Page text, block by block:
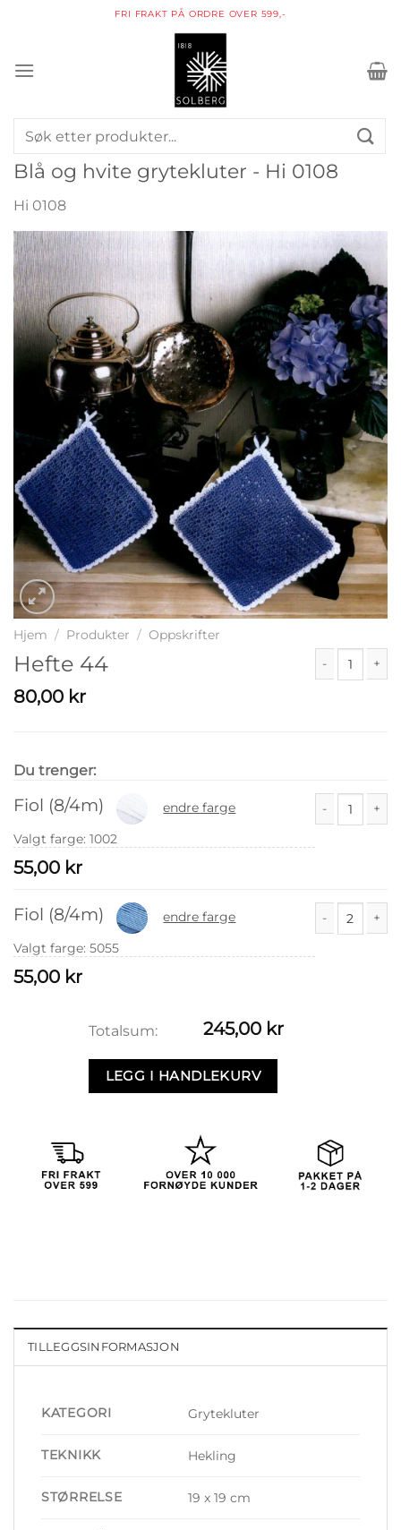
PAKKE I POSTKASSEN
Søk
etter:
Blå og hvite grytekluter - Hi 0108
Hi 0108
Hjem / Produkter / Oppskrifter
Hefte 44
80,00 kr
Du trenger:
Fiol (8/4m)
endre farge
Valgt farge: 1002
55,00 kr
Fiol (8/4m)
endre farge
Valgt farge: 5055
55,00 kr
Totalsum: 245,00 kr
LEGG I HANDLEKURV
Fargen på bildet er utgått.
TILLEGGSINFORMASJON
KATEGORI Grytekluter
TEKNIKK Hekling
STØRRELSE 19 x 19 cm